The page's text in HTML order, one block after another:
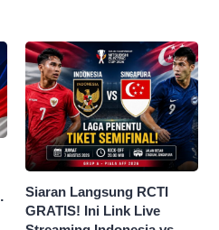
Siaran Langsung RCTI
GRATIS! Ini Link Live